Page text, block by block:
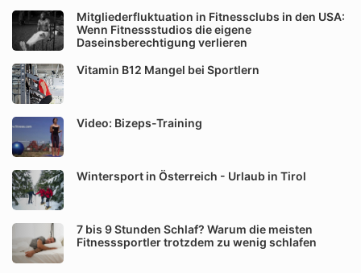
Mitgliederfluktuation in Fitnessclubs in den USA:
Wenn Fitnessstudios die eigene
Daseinsberechtigung verlieren
Vitamin B12 Mangel bei Sportlern
Video: Bizeps-Training
Wintersport in Österreich - Urlaub in Tirol
7 bis 9 Stunden Schlaf? Warum die meisten
Fitnesssportler trotzdem zu wenig schlafen